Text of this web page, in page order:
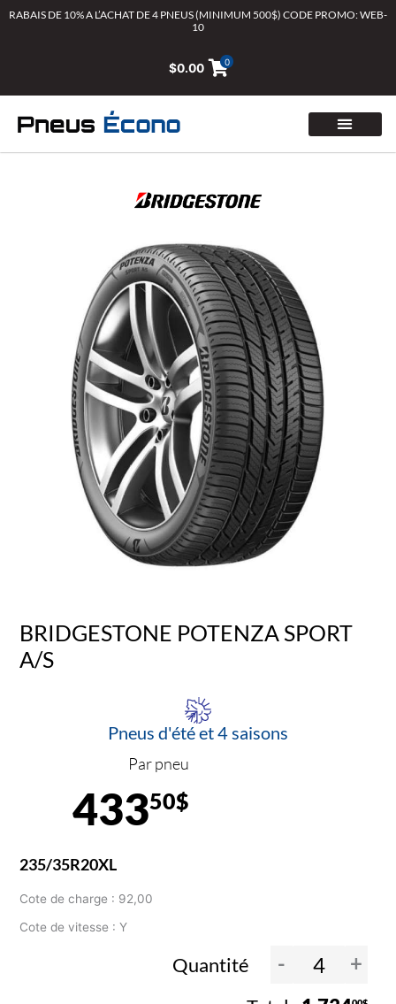
AllerRABAIS DE 10% A L’ACHAT DE 4 PNEUS (MINIMUM 500$) CODE PROMO: WEB-
10
$0.00 0
BRIDGESTONE POTENZA SPORT
A/S
Pneus d'été et 4 saisons
Par pneu
43350$
235/35R20XL
Cote de charge : 92,00
Cote de vitesse : Y
Quantité - +